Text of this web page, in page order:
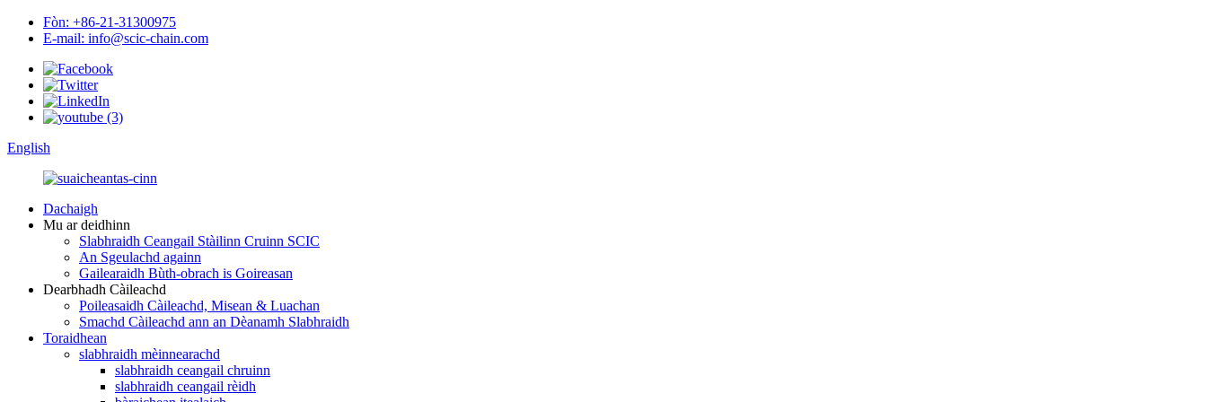
Fòn: +86-21-31300975
E-mail: info@scic-chain.com
English
Dachaigh
Mu ar deidhinn
Slabhraidh Ceangail Stàilinn Cruinn SCIC
An Sgeulachd againn
Gailearaidh Bùth-obrach is Goireasan
Dearbhadh Càileachd
Poileasaidh Càileachd, Misean & Luachan
Smachd Càileachd ann an Dèanamh Slabhraidh
Toraidhean
slabhraidh mèinnearachd
slabhraidh ceangail chruinn
slabhraidh ceangail rèidh